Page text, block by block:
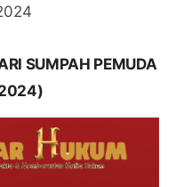
SUMPAH PEMUDA
2024)